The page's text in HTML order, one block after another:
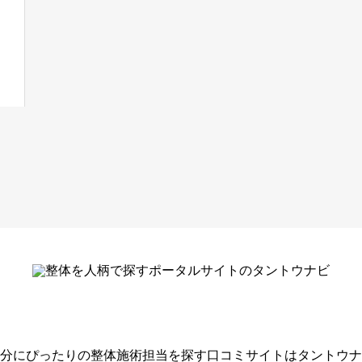
にぴったりの整体施術担当を探す口コミサイトはタントウ